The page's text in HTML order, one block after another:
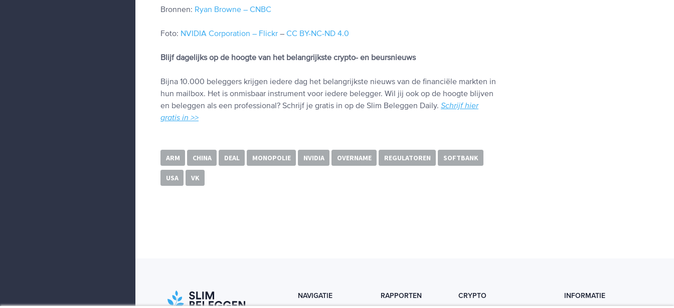
Bronnen: Ryan Browne – CNBC
Foto: NVIDIA Corporation – Flickr – CC BY-NC-ND 4.0
Blijf dagelijks op de hoogte van het belangrijkste crypto- en beursnieuws
Bijna 10.000 beleggers krijgen iedere dag het belangrijkste nieuws van de financiële markten in
hun mailbox. Het is onmisbaar instrument voor iedere belegger. Wil jij ook op de hoogte blijven
en beleggen als een professional? Schrijf je gratis in op de Slim Beleggen Daily. Schrijf hier
gratis in >>
ARM CHINA DEAL MONOPOLIE NVIDIA OVERNAME REGULATOREN SOFTBANK
USA VK
NAVIGATIE RAPPORTEN CRYPTO INFORMATIE